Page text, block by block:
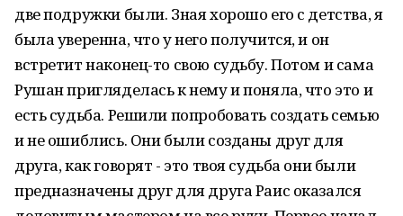
две подружки были. Зная хорошо его с детства, я
была уверенна, что у него получится, и он
встретит наконец-то свою судьбу. Потом и сама
Рушан пригляделась к нему и поняла, что это и
есть судьба. Решили попробовать создать семью
и не ошиблись. Они были созданы друг для
друга, как говорят - это твоя судьба они были
предназначены друг для друга Раис оказался